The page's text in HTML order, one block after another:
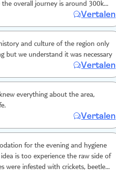
overall journey is around 300km.
the full travel is around 600km! We
as part of the experience but it
Vertalen
and culture of the region only
but we understand it was necessary
Vertalen
everything about the area,
Vertalen
for the evening and hygiene
is too experience the raw side of
were infested with crickets, beetles